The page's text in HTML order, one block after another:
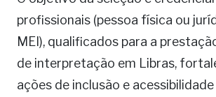
profissionais (pessoa física ou
MEI), qualificados para a
de interpretação em Libras,
ações de inclusão e